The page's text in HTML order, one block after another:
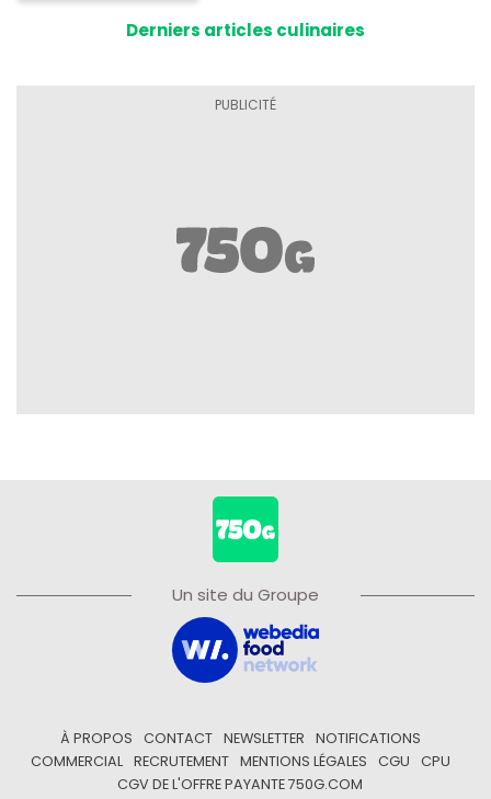
Derniers articles culinaires
Un site du Groupe
À PROPOS CONTACT NEWSLETTER
NOTIFICATIONS
COMMERCIAL
RECRUTEMENT MENTIONS LÉGALES CGU
CPU
CGV DE L'OFFRE PAYANTE 750G.COM